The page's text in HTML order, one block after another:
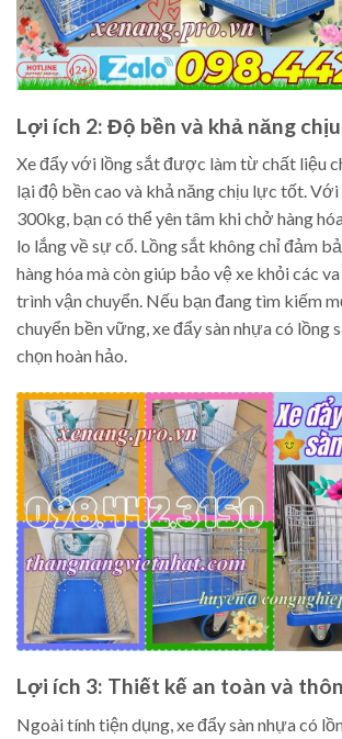
Lợi ích 2: Độ bền và khả năng
Xe đẩy với lồng sắt được làm từ chất liệu
lại độ bền cao và khả năng chịu lực tốt.
300kg, bạn có thể yên tâm khi chở hàng
lo lắng về sự cố. Lồng sắt không chỉ đảm
hàng hóa mà còn giúp bảo vệ xe khỏi các
trình vận chuyển. Nếu bạn đang tìm kiếm
chuyển bền vững, xe đẩy sàn nhựa có lồng
chọn hoàn hảo.
Lợi ích 3: Thiết kế an toàn và
Ngoài tính tiện dụng, xe đẩy sàn nhựa có